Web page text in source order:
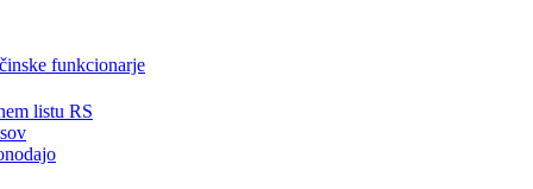
funkcionarje
listu RS